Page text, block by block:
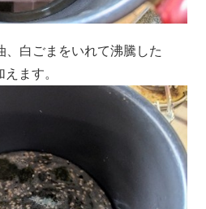
、白ごまをいれて沸騰した
ます。